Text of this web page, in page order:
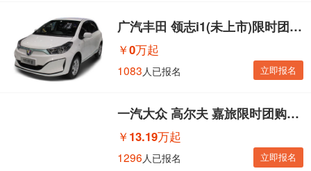
广汽丰田 领志i1(未上市)限时团购惠活动
￥0万起
1083 人已报名 立即报名
一汽大众 高尔夫 嘉旅限时团购惠活动
￥ 13.19万起
1296人已报名 立即报名